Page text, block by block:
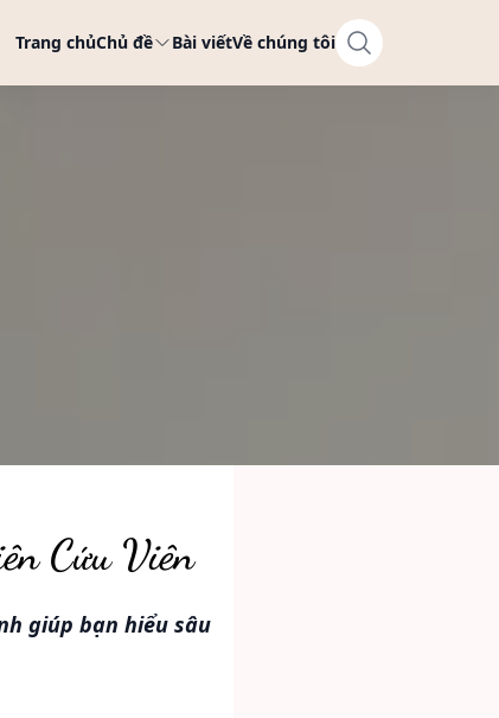
Trang chủChủ đề Bài viếtVề chúng tôi
Cứu Viên
giúp bạn hiểu sâu